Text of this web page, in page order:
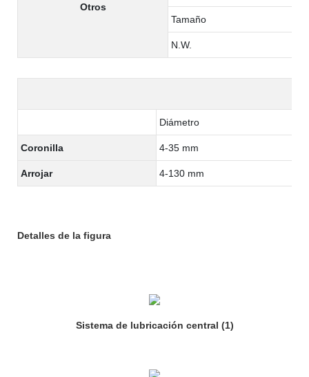
Otros
Tamaño
N.W.
Diámetro
Coronilla 4-35 mm
Arrojar 4-130 mm
Detalles de la figura
Sistema de lubricación central (1)